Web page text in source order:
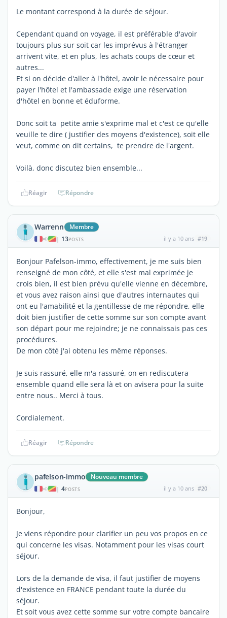
Le montant correspond à la durée de séjour.
Cependant quand on voyage, il est préférable d'avoir
toujours plus sur soit car les imprévus à l'étranger
arrivent vite, et en plus, les achats coups de cœur et
autres...
Et si on décide d'aller à l'hôtel, avoir le nécessaire pour
payer l'hôtel et l'ambassade exige une réservation
d'hôtel en bonne et éduforme.
Donc soit ta petite amie s'exprime mal et c'est ce qu'elle
veuille te dire ( justifier des moyens d'existence), soit elle
veut, comme on dit certains, te prendre de l'argent.
Voilà, donc discutez bien ensemble...
Réagir Répondre
Warrenn Membre
| 13POSTS il y a 10 ans #19
Bonjour Pafelson-immo, effectivement, je me suis bien
renseigné de mon côté, et elle s'est mal exprimée je
crois bien, il est bien prévu qu'elle vienne en décembre,
et vous avez raison ainsi que d'autres internautes qui
ont eu l'amabilité et la gentillesse de me répondre, elle
doit bien justifier de cette somme sur son compte avant
son départ pour me rejoindre; je ne connaissais pas ces
procédures.
De mon côté j'ai obtenu les même réponses.
Je suis rassuré, elle m'a rassuré, on en rediscutera
ensemble quand elle sera là et on avisera pour la suite
entre nous.. Merci à tous.
Cordialement.
Réagir Répondre
pafelson-immo Nouveau membre
| 4POSTS il y a 10 ans #20
Bonjour,
Je viens répondre pour clarifier un peu vos propos en ce
qui concerne les visas. Notamment pour les visas court
séjour.
Lors de la demande de visa, il faut justifier de moyens
d'existence en FRANCE pendant toute la durée du
séjour.
Et soit vous avez cette somme sur votre compte bancaire